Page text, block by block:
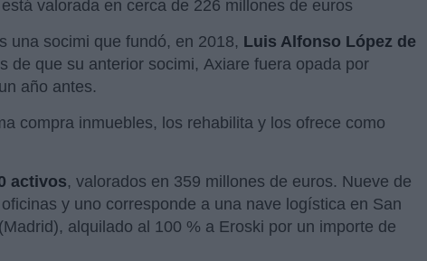
valorada en cerca de 226 millones de euros
una socimi que fundó, en 2018, Luis Alfonso López de
de que su anterior socimi, Axiare fuera opada por
año antes.
compra inmuebles, los rehabilita y los ofrece como
activos, valorados en 359 millones de euros. Nueve de
y uno corresponde a una nave logística en San
alquilado al 100 % a Eroski por un importe de